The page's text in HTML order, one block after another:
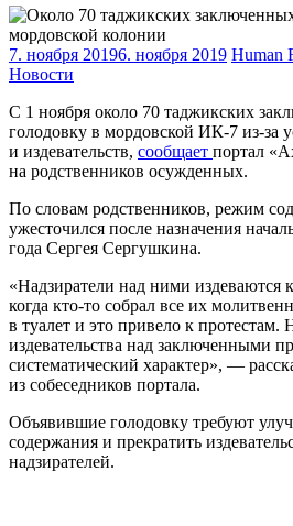
7. ноября 20196. ноября 2019 Human
Новости
С 1 ноября около 70 таджикских
голодовку в мордовской ИК-7 из-за
и издевательств, сообщает портал
на родственников осужденных.
По словам родственников, режим
ужесточился после назначения
года Сергея Сергушкина.
«Надзиратели над ними издеваются
когда кто-то собрал все их
в туалет и это привело к протестам.
издевательства над заключенными
систематический характер», —
из собеседников портала.
Объявившие голодовку требуют
содержания и прекратить
надзирателей.